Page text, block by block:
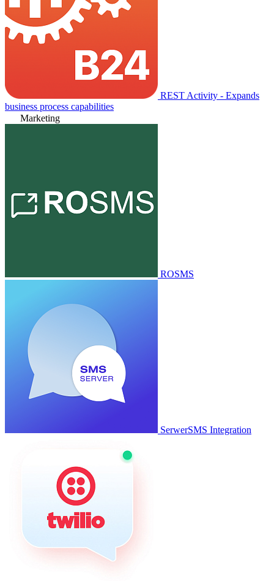
REST Activity - Expands
business process capabilities
Marketing
ROSMS
SerwerSMS Integration